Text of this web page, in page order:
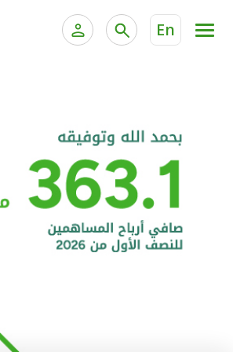
En
الخدمات المصرفية الإلكترونية للشركات
خدمة "بيتك" للتداول الإلكتروني
الحسابات المصرفية
البطاقات
"برامج العملاء"